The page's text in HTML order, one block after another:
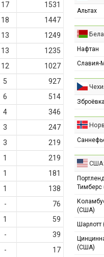
17
1531
18
1447
13
1249
13
1235
12
1027
5
927
6
514
4
346
3
247
3
219
1
219
1
181
1
138
-
76
1
59
-
39
-
17
Альтах
Нафтан
Славия-
Зброёвка
США:
Портленд
(США)
(США)